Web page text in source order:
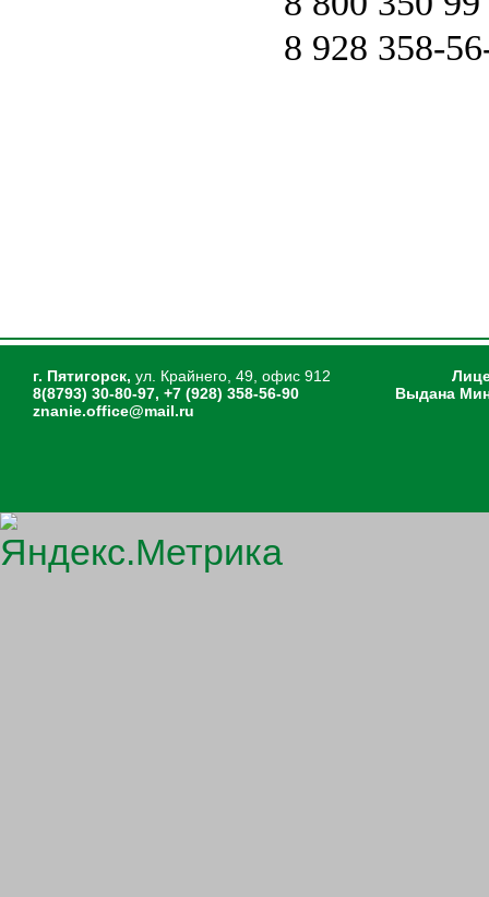
8 928 358-
г. Пятигорск, ул. Крайнего, 49, офис 912
8(8793) 30-80-97, +7 (928) 358-56-90
znanie.office@mail.ru
Выдана